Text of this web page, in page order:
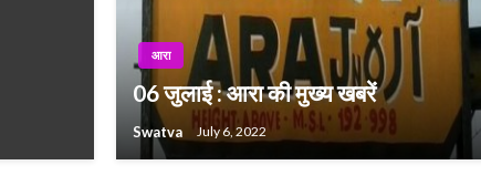
आरा
06 जुलाई : आरा की मुख्य खबरें
Swatva July 6, 2022